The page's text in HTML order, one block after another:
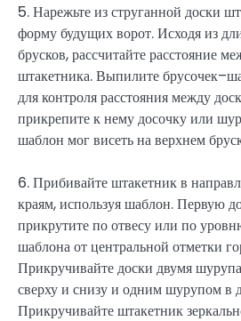
5. Нарежьте из струганной доски
форму будущих ворот. Исходя из
брусков, рассчитайте расстояние
штакетника. Выпилите
для контроля расстояния между
прикрепите к нему досочку или
шаблон мог висеть на верхнем
6. Прибивайте штакетник в
краям, используя шаблон. Первую
прикрутите по отвесу или по
шаблона от центральной отметки
Прикручивайте доски двумя
сверху и снизу и одним шурупом в
Прикручивайте штакетник